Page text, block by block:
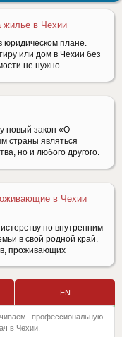
жилье в Чехии
юридическом плане.
или дом в Чехии без
не нужно
новый закон «О
страны являться
но и любого другого.
в Чехии
по внутренним
в свой родной край.
проживающих
EN
профессиональную
в Чехии.